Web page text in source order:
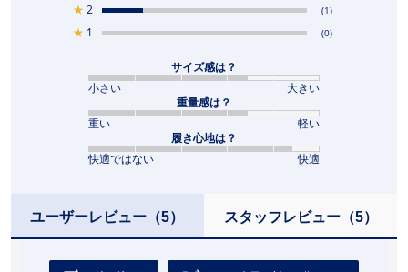
★ 2 (1)
★ 1 (0)
サイズ感は？
小さい
大きい
重量感は？
重い
軽い
履き心地は？
快適ではない
快適
ユーザーレビュー （5） スタッフレビュー（5）